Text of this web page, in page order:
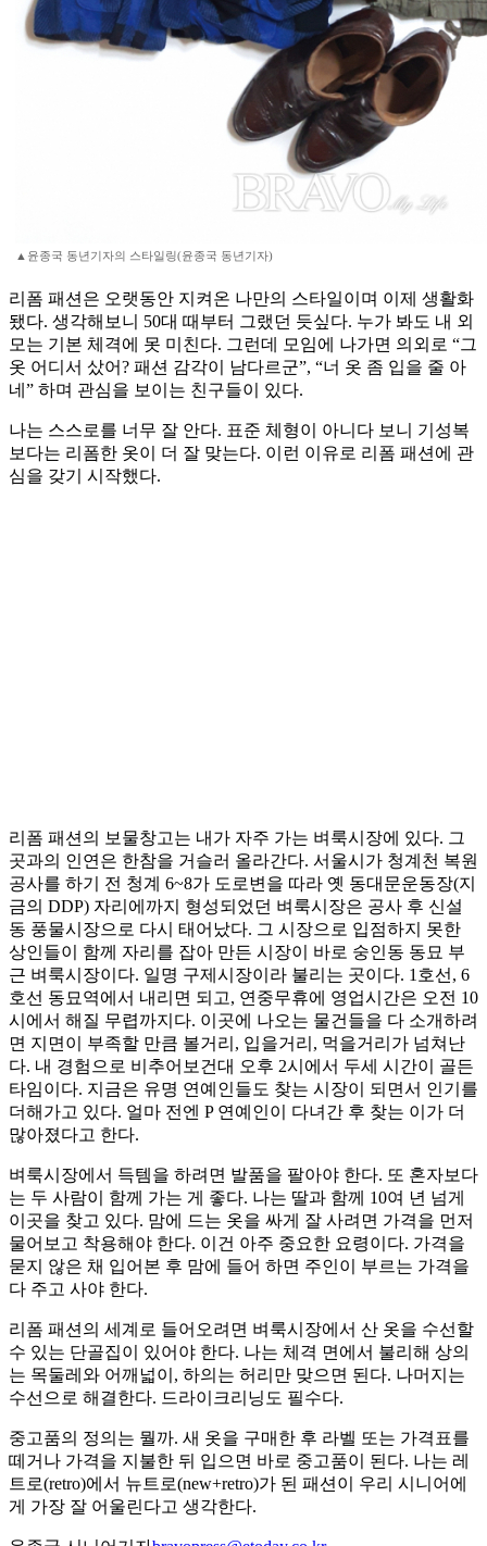
▲윤종국 동년기자의 스타일링(윤종국 동년기자)
리폼 패션은 오랫동안 지켜온 나만의 스타일이며 이제 생활화
됐다. 생각해보니 50대 때부터 그랬던 듯싶다. 누가 봐도 내 외
모는 기본 체격에 못 미친다. 그런데 모임에 나가면 의외로 “그
옷 어디서 샀어? 패션 감각이 남다르군”, “너 옷 좀 입을 줄 아
네” 하며 관심을 보이는 친구들이 있다.
나는 스스로를 너무 잘 안다. 표준 체형이 아니다 보니 기성복
보다는 리폼한 옷이 더 잘 맞는다. 이런 이유로 리폼 패션에 관
심을 갖기 시작했다.
리폼 패션의 보물창고는 내가 자주 가는 벼룩시장에 있다. 그
곳과의 인연은 한참을 거슬러 올라간다. 서울시가 청계천 복원
공사를 하기 전 청계 6~8가 도로변을 따라 옛 동대문운동장(지
금의 DDP) 자리에까지 형성되었던 벼룩시장은 공사 후 신설
동 풍물시장으로 다시 태어났다. 그 시장으로 입점하지 못한
상인들이 함께 자리를 잡아 만든 시장이 바로 숭인동 동묘 부
근 벼룩시장이다. 일명 구제시장이라 불리는 곳이다. 1호선, 6
호선 동묘역에서 내리면 되고, 연중무휴에 영업시간은 오전 10
시에서 해질 무렵까지다. 이곳에 나오는 물건들을 다 소개하려
면 지면이 부족할 만큼 볼거리, 입을거리, 먹을거리가 넘쳐난
다. 내 경험으로 비추어보건대 오후 2시에서 두세 시간이 골든
타임이다. 지금은 유명 연예인들도 찾는 시장이 되면서 인기를
더해가고 있다. 얼마 전엔 P 연예인이 다녀간 후 찾는 이가 더
많아졌다고 한다.
벼룩시장에서 득템을 하려면 발품을 팔아야 한다. 또 혼자보다
는 두 사람이 함께 가는 게 좋다. 나는 딸과 함께 10여 년 넘게
이곳을 찾고 있다. 맘에 드는 옷을 싸게 잘 사려면 가격을 먼저
물어보고 착용해야 한다. 이건 아주 중요한 요령이다. 가격을
묻지 않은 채 입어본 후 맘에 들어 하면 주인이 부르는 가격을
다 주고 사야 한다.
리폼 패션의 세계로 들어오려면 벼룩시장에서 산 옷을 수선할
수 있는 단골집이 있어야 한다. 나는 체격 면에서 불리해 상의
는 목둘레와 어깨넓이, 하의는 허리만 맞으면 된다. 나머지는
수선으로 해결한다. 드라이크리닝도 필수다.
중고품의 정의는 뭘까. 새 옷을 구매한 후 라벨 또는 가격표를
떼거나 가격을 지불한 뒤 입으면 바로 중고품이 된다. 나는 레
트로(retro)에서 뉴트로(new+retro)가 된 패션이 우리 시니어에
게 가장 잘 어울린다고 생각한다.